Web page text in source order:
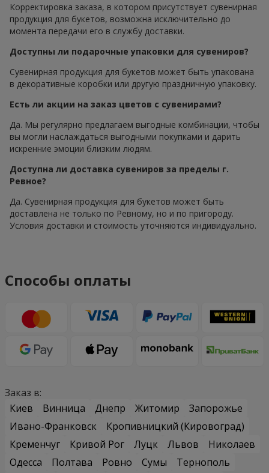
Корректировка заказа, в котором присутствует сувенирная
продукция для букетов, возможна исключительно до
момента передачи его в службу доставки.
Доступны ли подарочные упаковки для сувениров?
Сувенирная продукция для букетов может быть упакована
в декоративные коробки или другую праздничную упаковку.
Есть ли акции на заказ цветов с сувенирами?
Да. Мы регулярно предлагаем выгодные комбинации, чтобы
вы могли наслаждаться выгодными покупками и дарить
искренние эмоции близким людям.
Доступна ли доставка сувениров за пределы г.
Ревное?
Да. Сувенирная продукция для букетов может быть
доставлена не только по Ревному, но и по пригороду.
Условия доставки и стоимость уточняются индивидуально.
Способы оплаты
Заказ в:
Киев
Винница Днепр Житомир
Запорожье
Ивано-Франковск
Кропивницкий (Кировоград)
Кременчуг
Кривой Рог Луцк Львов
Николаев
Одесса
Полтава Ровно Сумы
Тернополь